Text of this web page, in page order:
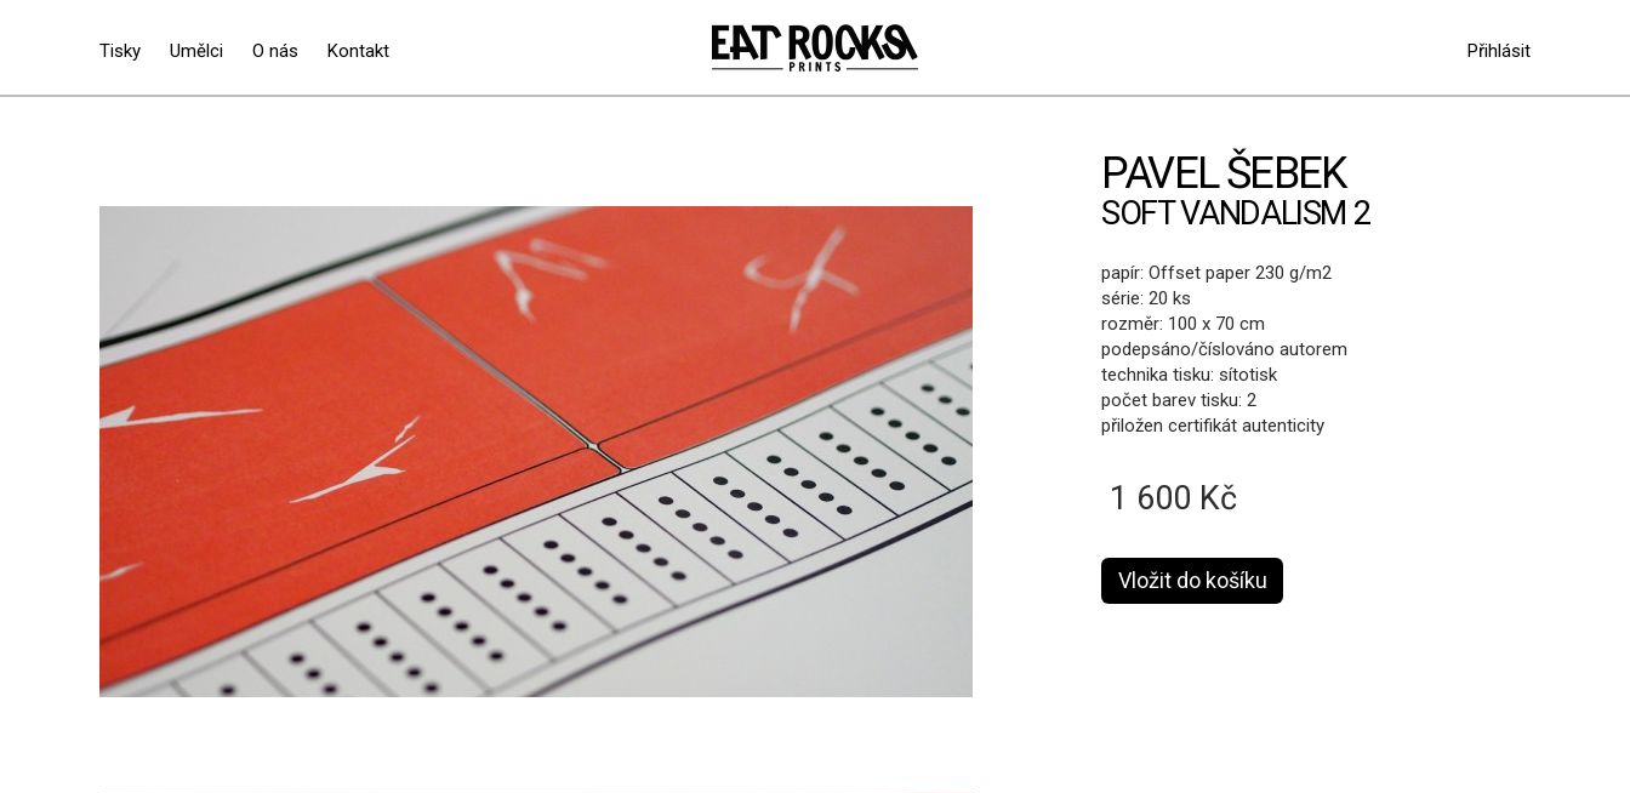
hlavnímu
obsahu
Tisky Umělci O nás Kontakt Přihlásit
PAVEL ŠEBEK
SOFT VANDALISM 2
papír: Offset paper 230 g/m2
série: 20 ks
rozměr: 100 x 70 cm
podepsáno/číslováno autorem
technika tisku: sítotisk
počet barev tisku: 2
přiložen certifikát autenticity
1 600 Kč